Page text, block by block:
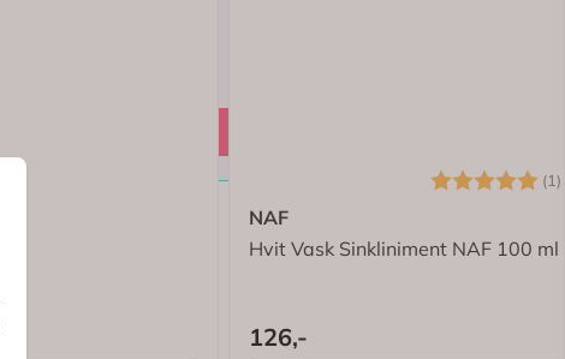
Karakter: (1)
NAF
Hvit Vask Sinkliniment NAF 100 ml
126,-